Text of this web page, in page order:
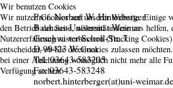
Prof. Norbert W. Hinterberger
Bauhaus-Universität Weimar
Geschwister-Scholl-Str. 7
D-99423 Weimar
Tel. 03643-583205
Fax 03643-583248
norbert.hinterberger(at)uni-weimar.de
Wir benutzen Cookies
Wir nutzen Cookies auf unserer Website. Einige
den Betrieb der Seite, während andere uns helfen,
Nutzererfahrung zu verbessern (Tracking
entscheiden, ob Sie die Cookies zulassen
bei einer Ablehnung womöglich nicht mehr alle
Verfügung stehen.